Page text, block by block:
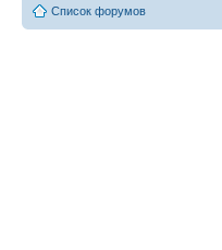
Список форумов